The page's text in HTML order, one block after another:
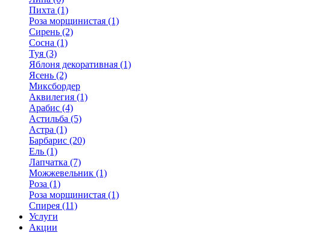
Пихта (1)
Роза морщинистая (1)
Сирень (2)
Сосна (1)
Туя (3)
Яблоня декоративная (1)
Ясень (2)
Миксбордер
Аквилегия (1)
Арабис (4)
Астильба (5)
Астра (1)
Барбарис (20)
Ель (1)
Лапчатка (7)
Можжевельник (1)
Роза (1)
Роза морщинистая (1)
Спирея (11)
Услуги
Акции